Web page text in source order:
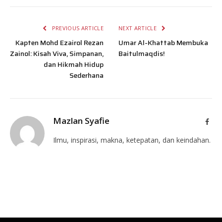
PREVIOUS ARTICLE
Kapten Mohd Ezairol Rezan
Zainol: Kisah Viva, Simpanan,
dan Hikmah Hidup
Sederhana
NEXT ARTICLE
Umar Al-Khattab Membuka
Baitulmaqdis!
Mazlan Syafie
Ilmu, inspirasi, makna, ketepatan, dan keindahan.